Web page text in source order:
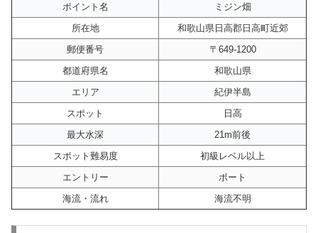
ポイント名
ミジン畑
所在地
和歌山県日高郡日高町近郊
郵便番号
〒649-1200
都道府県名
和歌山県
エリア
紀伊半島
スポット
日高
最大水深
21m前後
スポット難易度
初級レベル以上
エントリー
ボート
海流・流れ
海流不明